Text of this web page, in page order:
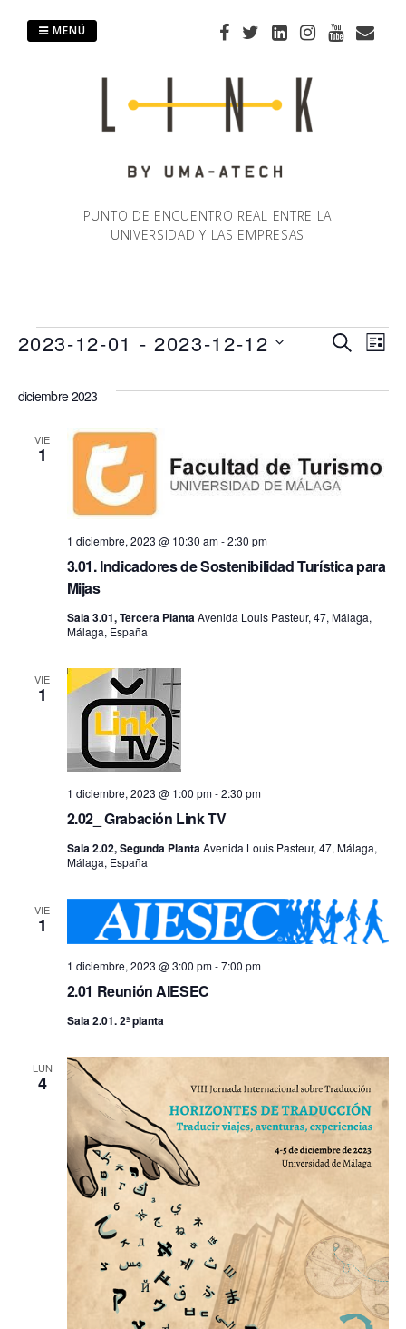
PUNTO DE ENCUENTRO REAL ENTRE LA
UNIVERSIDAD Y LAS EMPRESAS
MENÚ
Eventos
de
y
de
BUSCAR
de
de
2023-12-01 - 2023-12-12
la
diciembre 2023
VIE
1
3.01. Indicadores de Sostenibilidad Turística para
Mijas
1 diciembre, 2023 @ 10:30 am-2:30 pm
Sala 3.01, Tercera PlantaAvenida Louis Pasteur, 47, Málaga,
Málaga, España
VIE
1
2.02_ Grabación Link TV
1 diciembre, 2023 @ 1:00 pm-2:30 pm
Sala 2.02, Segunda PlantaAvenida Louis Pasteur, 47, Málaga,
Málaga, España
VIE
1
2.01 Reunión AIESEC
1 diciembre, 2023 @ 3:00 pm-7:00 pm
Sala 2.01. 2ª planta
LUN
4